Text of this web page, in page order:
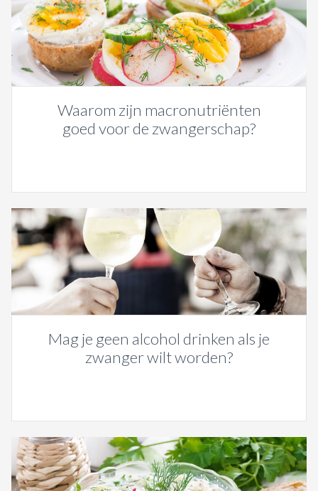
Waarom zijn macronutriënten
goed voor de zwangerschap?
Mag je geen alcohol drinken als je
zwanger wilt worden?